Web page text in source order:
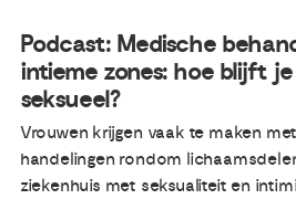
Podcast: Medische
intieme zones: hoe blijft
seksueel?
Vrouwen krijgen vaak te maken
handelingen rondom
ziekenhuis met seksualiteit en